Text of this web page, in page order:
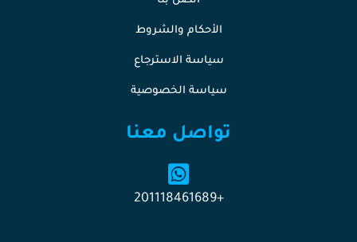
الأحكام والشروط
سياسة الاسترجاع
سياسة الخصوصية
تواصل معنا
+201118461689